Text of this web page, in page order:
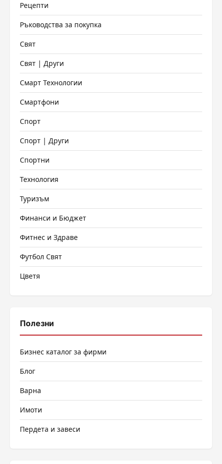
Рецепти
Ръководства за покупка
Свят
Свят | Други
Смарт Технологии
Смартфони
Спорт
Спорт | Други
Спортни
Технология
Туризъм
Финанси и Бюджет
Фитнес и Здраве
Футбол Свят
Цветя
Полезни
Бизнес каталог за фирми
Блог
Варна
Имоти
Пердета и завеси